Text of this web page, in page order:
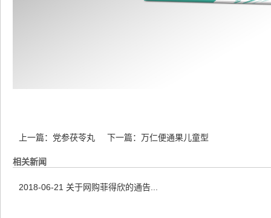
上一篇： 党参茯苓丸 下一篇： 万仁便通果儿童型
相关新闻
2018-06-21 关于网购菲得欣的通告...